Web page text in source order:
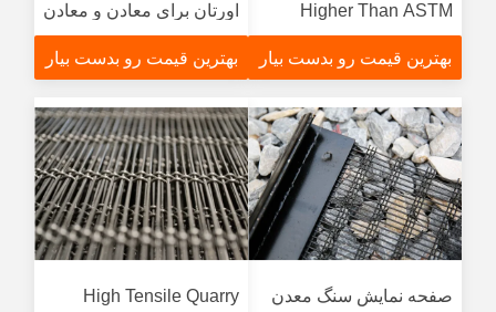
Higher Than ASTM
65Mn Rust Protection
بهترین قیمت رو بدست بیار
اورتان برای معادن و معادن
شن و ماسه
بهترین قیمت رو بدست بیار
صفحه نمایش سنگ معدن
High Tensile Quarry